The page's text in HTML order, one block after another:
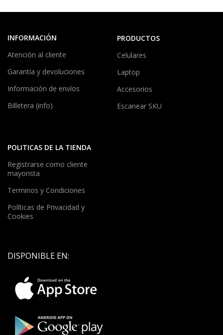
INFORMACIÓN
Atención al cliente
Garantía y devoluciones
Información de envíos
Billetera (info)
PRODUCTOS
Celulares
Laptop
Accesorios
Escanear SKU
POLITICAS DE LA TIENDA
Registrarse como cliente
mayorista
Terminos y Condiciones
Políticas de Privacidad y
Cookies
DISPONIBLE EN: